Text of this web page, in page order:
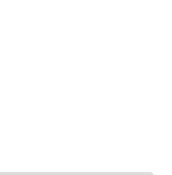
teilenteilen